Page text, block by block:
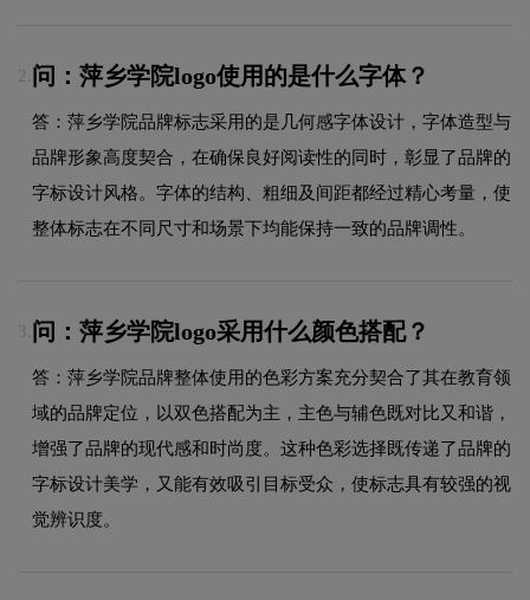
2. 问：萍乡学院logo使用的是什么字体？
答：萍乡学院品牌标志采用的是几何感字体设计，字体造型与
品牌形象高度契合，在确保良好阅读性的同时，彰显了品牌的
字标设计风格。字体的结构、粗细及间距都经过精心考量，使
整体标志在不同尺寸和场景下均能保持一致的品牌调性。
3. 问：萍乡学院logo采用什么颜色搭配？
答：萍乡学院品牌整体使用的色彩方案充分契合了其在教育领
域的品牌定位，以双色搭配为主，主色与辅色既对比又和谐，
增强了品牌的现代感和时尚度。这种色彩选择既传递了品牌的
字标设计美学，又能有效吸引目标受众，使标志具有较强的视
觉辨识度。